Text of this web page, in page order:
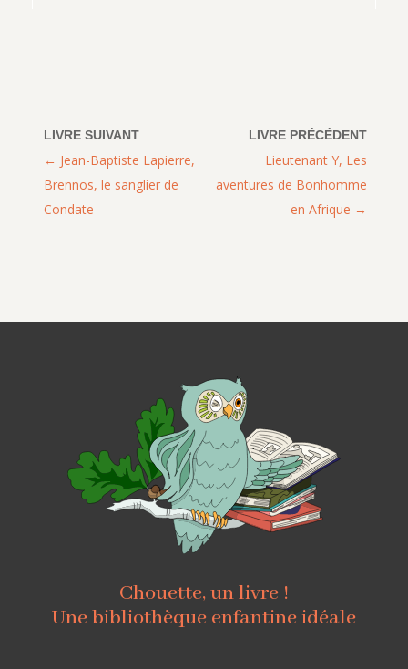
Lieutenant Y, Les
aventures de Bonhomme
en Afrique
Jean-Baptiste Lapierre,
Brennos, le sanglier de
Condate
Chouette, un livre !
Une bibliothèque enfantine idéale